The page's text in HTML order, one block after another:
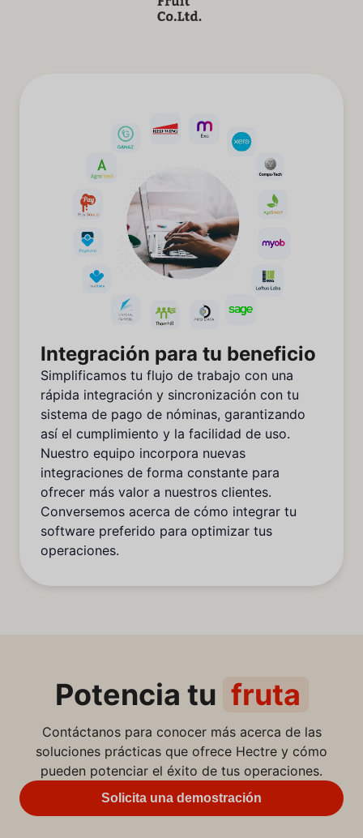
Integración para tu beneficio
Simplificamos tu flujo de trabajo con una
rápida integración y sincronización con tu
sistema de pago de nóminas, garantizando
así el cumplimiento y la facilidad de uso.
Nuestro equipo incorpora nuevas
integraciones de forma constante para
ofrecer más valor a nuestros clientes.
Conversemos acerca de cómo integrar tu
software preferido para optimizar tus
operaciones.
Potencia tu fruta
Contáctanos para conocer más acerca de las
soluciones prácticas que ofrece Hectre y cómo
pueden potenciar el éxito de tus operaciones.
Solicita una demostración